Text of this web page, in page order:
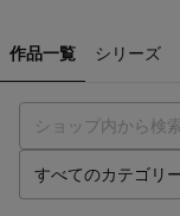
作品一覧 シリーズ